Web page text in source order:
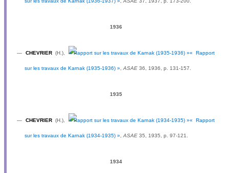
1936
— CHEVRIER(H.), « Rapport
sur les travaux de Karnak (1935-1936) » ASAE 36, 1936, p. 131-157.
1935
— CHEVRIER(H.), « Rapport
sur les travaux de Karnak (1934-1935) »,ASAE 35, 1935, p. 97-121.
1934